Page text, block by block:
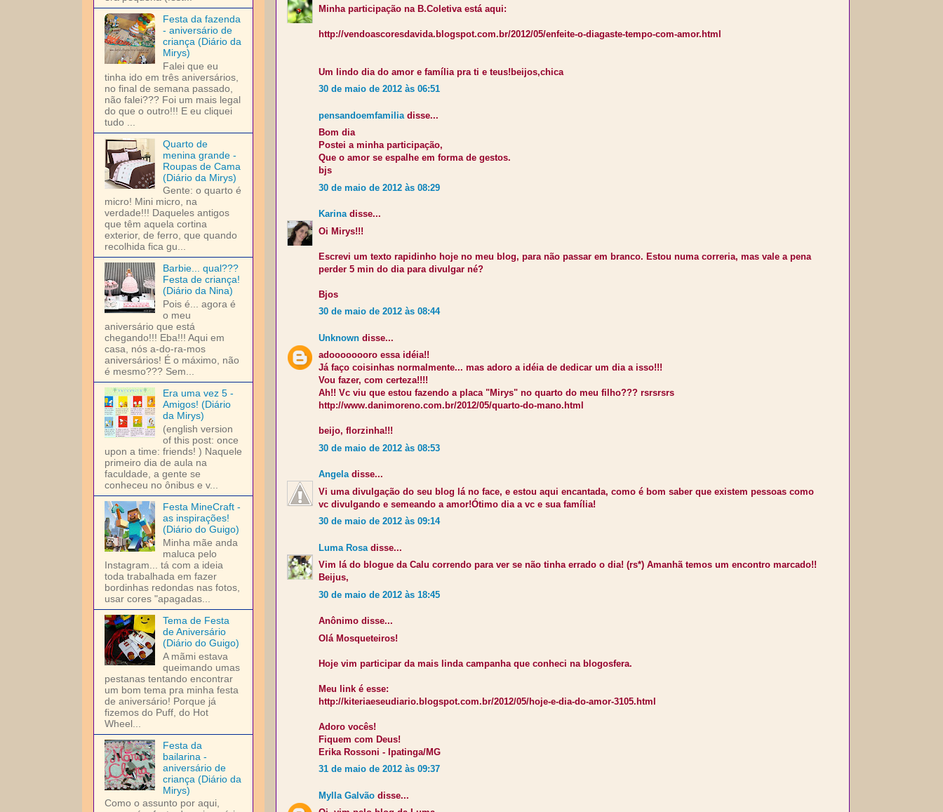
Minha participação na B.Coletiva está aqui:
http://vendoascoresdavida.blogspot.com.br/2012/05/enfeite-o-diagaste-tempo-com-amor.html
Um lindo dia do amor e família pra ti e teus!beijos,chica
30 de maio de 2012 às 06:51
pensandoemfamilia disse...
Bom dia
Postei a minha participação,
Que o amor se espalhe em forma de gestos.
bjs
30 de maio de 2012 às 08:29
Karinadisse...
Oi Mirys!!!
Escrevi um texto rapidinho hoje no meu blog, para não passar em branco. Estou numa correria, mas vale a pena
perder 5 min do dia para divulgar né?
Bjos
30 de maio de 2012 às 08:44
Unknown disse...
adoooooooro essa idéia!!
Já faço coisinhas normalmente... mas adoro a idéia de dedicar um dia a isso!!!
Vou fazer, com certeza!!!!
Ah!! Vc viu que estou fazendo a placa "Mirys" no quarto do meu filho??? rsrsrsrs
http://www.danimoreno.com.br/2012/05/quarto-do-mano.html
beijo, florzinha!!!
30 de maio de 2012 às 08:53
Angeladisse...
Vi uma divulgação do seu blog lá no face, e estou aqui encantada, como é bom saber que existem pessoas como
vc divulgando e semeando a amor!Ótimo dia a vc e sua família!
30 de maio de 2012 às 09:14
Luma Rosa disse...
Vim lá do blogue da Calu correndo para ver se não tinha errado o dia! (rs*) Amanhã temos um encontro marcado!!
Beijus,
30 de maio de 2012 às 18:45
Anônimo disse...
Olá Mosqueteiros!
Hoje vim participar da mais linda campanha que conheci na blogosfera.
Meu link é esse:
http://kiteriaeseudiario.blogspot.com.br/2012/05/hoje-e-dia-do-amor-3105.html
Adoro vocês!
Fiquem com Deus!
Erika Rossoni - Ipatinga/MG
31 de maio de 2012 às 09:37
Mylla Galvão disse...
Festa da fazenda
- aniversário de
criança (Diário da
Mirys)
Falei que eu
tinha ido em três aniversários,
no final de semana passado,
não falei??? Foi um mais legal
do que o outro!!! E eu cliquei
tudo ...
Quarto de
menina grande -
Roupas de Cama
(Diário da Mirys)
Gente: o quarto é
micro! Mini micro, na
verdade!!! Daqueles antigos
que têm aquela cortina
exterior, de ferro, que quando
recolhida fica gu...
Barbie... qual???
Festa de criança!
(Diário da Nina)
Pois é... agora é
o meu
aniversário que está
chegando!!! Eba!!! Aqui em
casa, nós a-do-ra-mos
aniversários! É o máximo, não
é mesmo??? Sem...
Era uma vez 5 -
Amigos! (Diário
da Mirys)
(english version
of this post: once
upon a time: friends! ) Naquele
primeiro dia de aula na
faculdade, a gente se
conheceu no ônibus e v...
Festa MineCraft -
as inspirações!
(Diário do Guigo)
Minha mãe anda
maluca pelo
Instagram... tá com a ideia
toda trabalhada em fazer
bordinhas redondas nas fotos,
usar cores "apagadas...
Tema de Festa
de Aniversário
(Diário do Guigo)
A mãmi estava
queimando umas
pestanas tentando encontrar
um bom tema pra minha festa
de aniversário! Porque já
fizemos do Puff, do Hot
Wheel...
Festa da
bailarina -
aniversário de
criança (Diário da
Mirys)
Como o assunto por aqui,